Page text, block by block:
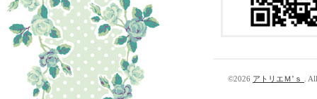
©2026 アトリエＭ’ｓ .